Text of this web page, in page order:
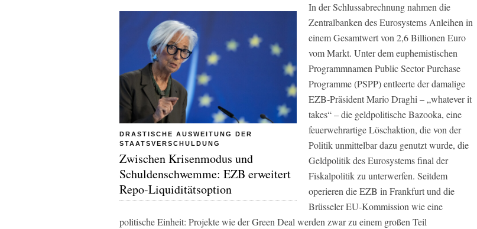
DRASTISCHE AUSWEITUNG DER
STAATSVERSCHULDUNG
Zwischen Krisenmodus und
Schuldenschwemme: EZB erweitert
Repo-Liquiditätsoption
In der Schlussabrechnung nahmen die
Zentralbanken des Eurosystems Anleihen in
einem Gesamtwert von 2,6 Billionen Euro
vom Markt. Unter dem euphemistischen
Programmnamen Public Sector Purchase
Programme (PSPP) entleerte der damalige
EZB‑Präsident Mario Draghi – „whatever it
takes“ – die geldpolitische Bazooka, eine
feuerwehrartige Löschaktion, die von der
Politik unmittelbar dazu genutzt wurde, die
Geldpolitik des Eurosystems final der
Fiskalpolitik zu unterwerfen. Seitdem
operieren die EZB in Frankfurt und die
Brüsseler EU‑Kommission wie eine
politische Einheit: Projekte wie der Green Deal werden zwar zu einem großen Teil